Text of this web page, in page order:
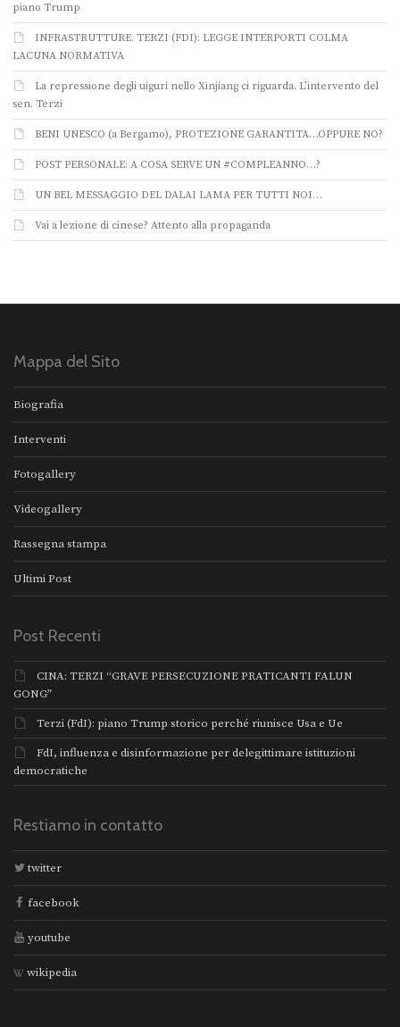
piano Trump
INFRASTRUTTURE. TERZI (FDI): LEGGE INTERPORTI COLMA
LACUNA NORMATIVA
La repressione degli uiguri nello Xinjiang ci riguarda. L’intervento del
sen. Terzi
BENI UNESCO (a Bergamo), PROTEZIONE GARANTITA…OPPURE NO?
POST PERSONALE: A COSA SERVE UN #COMPLEANNO…?
UN BEL MESSAGGIO DEL DALAI LAMA PER TUTTI NOI…
Vai a lezione di cinese? Attento alla propaganda
Mappa del Sito
Biografia
Interventi
Fotogallery
Videogallery
Rassegna stampa
Ultimi Post
Post Recenti
CINA: TERZI “GRAVE PERSECUZIONE PRATICANTI FALUN
GONG”
Terzi (FdI): piano Trump storico perché riunisce Usa e Ue
FdI, influenza e disinformazione per delegittimare istituzioni
democratiche
Restiamo in contatto
twitter
facebook
youtube
wikipedia